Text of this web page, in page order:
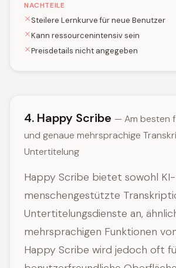
NACHTEILE
Steilere Lernkurve für neue Benutzer
Kann ressourcenintensiv sein
Preisdetails nicht angegeben
4. Happy Scribe — Am besten
und genaue mehrsprachige
Untertitelung
Happy Scribe bietet sowohl KI-
menschengestützte
Untertitelungsdienste an,
mehrsprachigen Funktionen
Happy Scribe wird jedoch oft